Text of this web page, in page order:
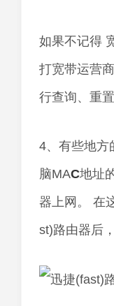
如果不记得
打宽带运营
行查询、重置
4、有些地方
脑MAC地址
器上网。 在
st)路由器后